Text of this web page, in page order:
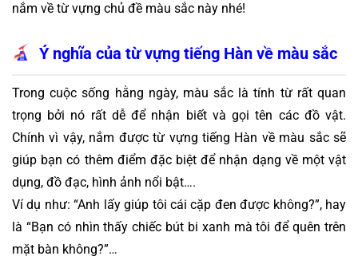
nắm về từ vựng chủ đề màu sắc này nhé!
Ý nghĩa của từ vựng tiếng Hàn về màu sắc
Trong cuộc sống hằng ngày, màu sắc là tính từ rất quan
trọng bởi nó rất dễ để nhận biết và gọi tên các đồ vật.
Chính vì vậy, nắm được từ vựng tiếng Hàn về màu sắc sẽ
giúp bạn có thêm điểm đặc biệt để nhận dạng về một vật
dụng, đồ đạc, hình ảnh nổi bật….
Ví dụ như: “Anh lấy giúp tôi cái cặp đen được không?”, hay
là “Bạn có nhìn thấy chiếc bút bi xanh mà tôi để quên trên
mặt bàn không?”…